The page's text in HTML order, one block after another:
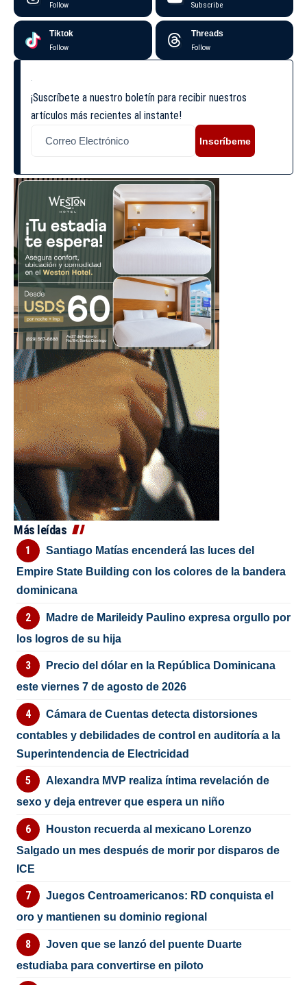
Follow Subscribe
Tiktok
Follow
Threads
Follow
¡Suscríbete a nuestro boletín para recibir nuestros
artículos más recientes al instante!
Inscríbeme
Más leídas
Santiago Matías encenderá las luces del
Empire State Building con los colores de la bandera
dominicana
Madre de Marileidy Paulino expresa orgullo por
los logros de su hija
Precio del dólar en la República Dominicana
este viernes 7 de agosto de 2026
Cámara de Cuentas detecta distorsiones
contables y debilidades de control en auditoría a la
Superintendencia de Electricidad
Alexandra MVP realiza íntima revelación de
sexo y deja entrever que espera un niño
Houston recuerda al mexicano Lorenzo
Salgado un mes después de morir por disparos de
ICE
Juegos Centroamericanos: RD conquista el
oro y mantienen su dominio regional
Joven que se lanzó del puente Duarte
estudiaba para convertirse en piloto